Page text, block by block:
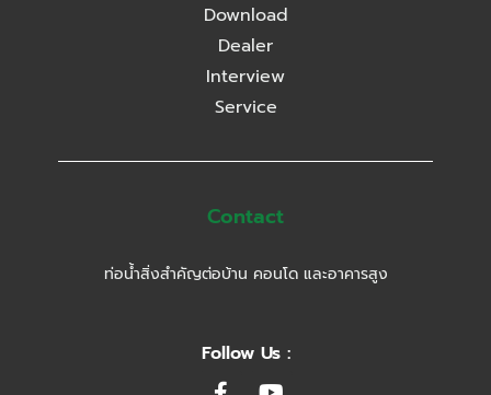
Download
Dealer
Interview
Service
Contact
ท่อน้ำสิ่งสำคัญต่อบ้าน คอนโด และอาคารสูง
Follow Us :